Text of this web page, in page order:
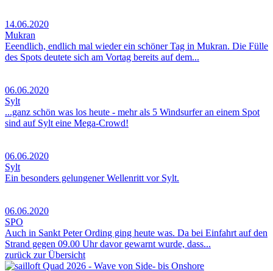
14.06.2020
Mukran
Eeendlich, endlich mal wieder ein schöner Tag in Mukran. Die Fülle
des Spots deutete sich am Vortag bereits auf dem...
06.06.2020
Sylt
...ganz schön was los heute - mehr als 5 Windsurfer an einem Spot
sind auf Sylt eine Mega-Crowd!
06.06.2020
Sylt
Ein besonders gelungener Wellenritt vor Sylt.
06.06.2020
SPO
Auch in Sankt Peter Ording ging heute was. Da bei Einfahrt auf den
Strand gegen 09.00 Uhr davor gewarnt wurde, dass...
zurück zur Übersicht